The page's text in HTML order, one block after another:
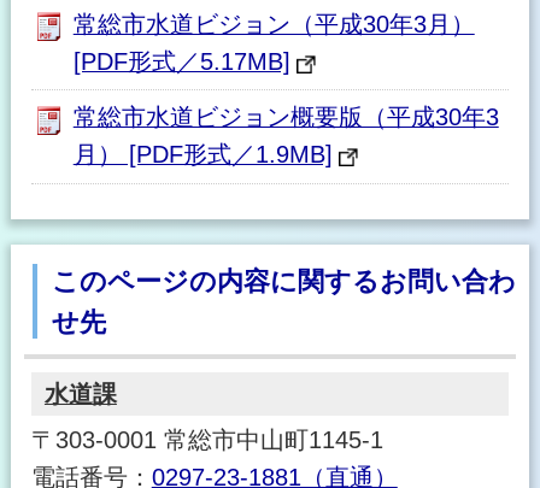
常総市水道ビジョン（平成30年3月）
[PDF形式／5.17MB]
常総市水道ビジョン概要版（平成30年3
月） [PDF形式／1.9MB]
このページの内容に関するお問い合わ
せ先
水道課
〒303-0001 常総市中山町1145-1
電話番号： 0297-23-1881（直通）